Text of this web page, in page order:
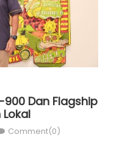
900 Dan Flagship
Comment(0)